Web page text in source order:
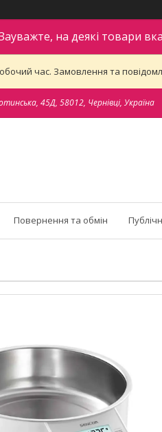
на деякі товари
час. Замовлення та
45Д, 58012, Чернівці, Україна
Повернення та обмін